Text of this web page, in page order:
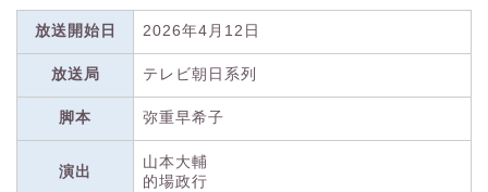
放送開始日 2026年4月12日
放送局 テレビ朝日系列
脚本 弥重早希子
演出
山本大輔
的場政行